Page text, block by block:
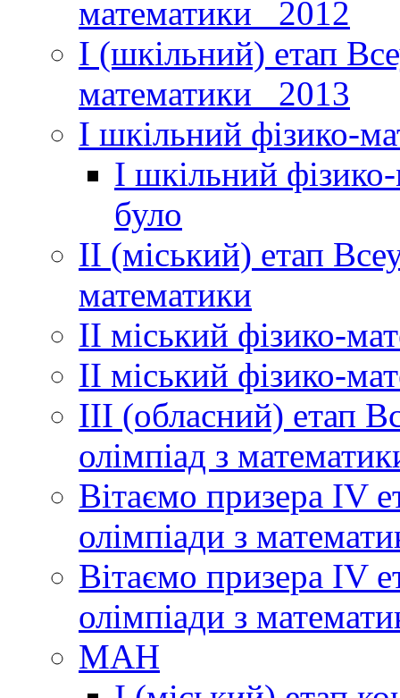
математики _2012
І (шкільний) етап
математики _2013
І шкільний фізико-
І шкільний
було
ІІ (міський) етап
математики
ІІ міський фізико-
ІІ міський фізико-
ІІІ (обласний) етап
олімпіад з
Вітаємо призера ІV
олімпіади з
Вітаємо призера ІV
олімпіади з
МАН